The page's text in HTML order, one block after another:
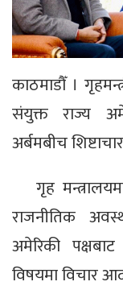
काठमाडौँ ।
संयुक्त राज्य
अर्बमबीच
गृह
राजनीतिक
अमेरिकी
विषयमा विचार